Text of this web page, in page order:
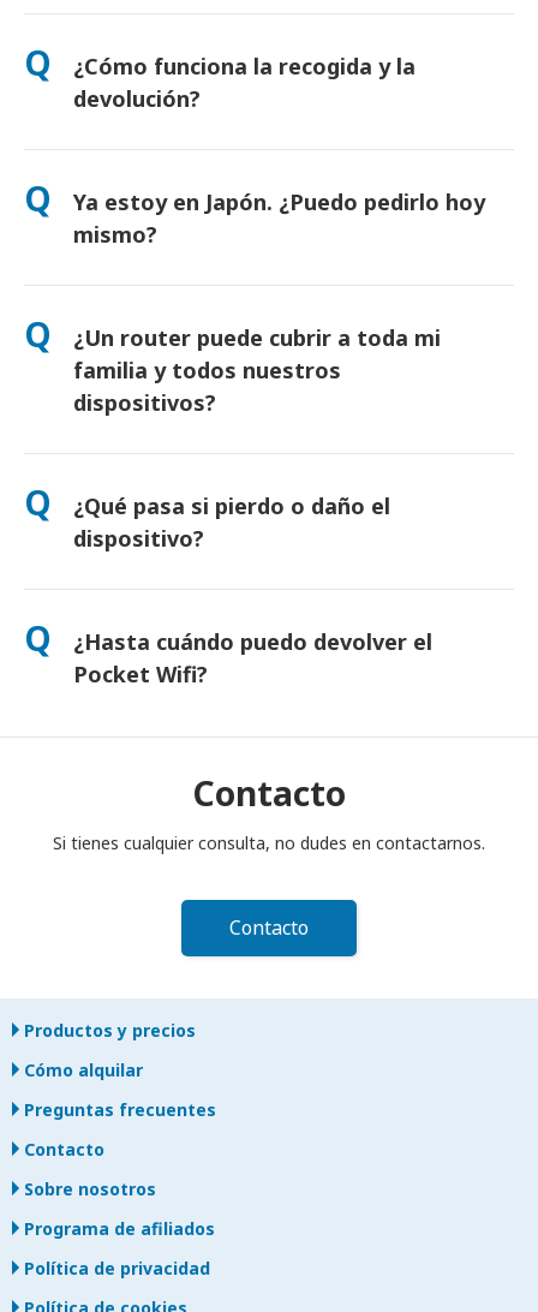
Sí. Es realmente ilimitado y no aplicamos límites de uso justo
datos que quieras, todo el día. (Como en cualquier red móvil,
la congestión temporal del operador puede afectar a la
velocidad). Si alguna vez se aplicase una limitación, te
Q
¿Cómo funciona la recogida y la
devolución?
Recógelo en los principales aeropuertos o elige entrega en
sobre de devolución prepagado: solo tienes que depositarlo
en cualquier buzón de Japón. Sin papeleo ni colas.
Q
Ya estoy en Japón. ¿Puedo pedirlo hoy
mismo?
Sí. Hay recogida el mismo día en aeropuertos. Para entregas
contáctanos y te confirmaremos la opción más rápida para tu
zona.
Q
¿Un router puede cubrir a toda mi
familia y todos nuestros
dispositivos?
Sí, puedes conectar hasta 10 dispositivos a la vez (móviles,
incluimos una batería externa gratuita para usarlo todo el día.
Q
¿Qué pasa si pierdo o daño el
dispositivo?
Puede añadir un seguro al finalizar la compra para cubrir
reemplazo. Si algo sucede, contáctenos de inmediato; le
ayudaremos a mantenerse conectado.
Q
¿Hasta cuándo puedo devolver el
Pocket Wifi?
Contacto
Si tienes cualquier consulta, no dudes en contactarnos.
Contacto
Productos y precios
Cómo alquilar
Preguntas frecuentes
Contacto
Sobre nosotros
Programa de afiliados
Política de privacidad